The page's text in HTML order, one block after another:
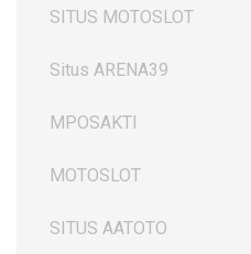
SITUS MOTOSLOT
Situs ARENA39
MPOSAKTI
MOTOSLOT
SITUS AATOTO